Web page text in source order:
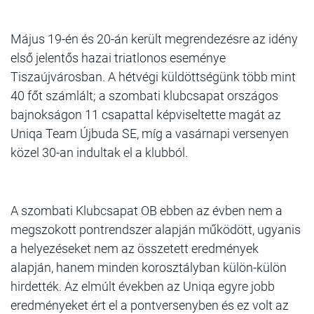
Május 19-én és 20-án került megrendezésre az idény
első jelentős hazai triatlonos eseménye
Tiszaújvárosban. A hétvégi küldöttségünk több mint
40 főt számlált; a szombati klubcsapat országos
bajnokságon 11 csapattal képviseltette magát az
Uniqa Team Újbuda SE, míg a vasárnapi versenyen
közel 30-an indultak el a klubból.
A szombati Klubcsapat OB ebben az évben nem a
megszokott pontrendszer alapján működött, ugyanis
a helyezéseket nem az összetett eredmények
alapján, hanem minden korosztályban külön-külön
hirdették. Az elmúlt években az Uniqa egyre jobb
eredményeket ért el a pontversenyben és ez volt az